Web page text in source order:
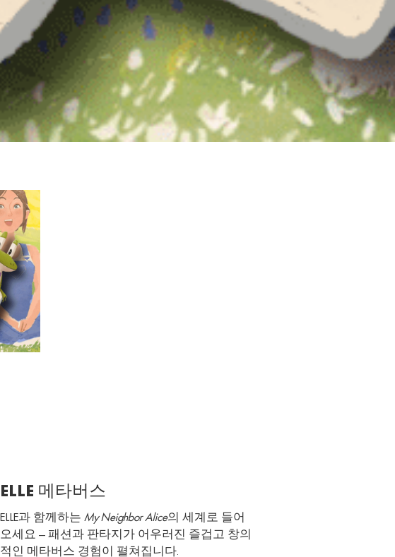
ELLE 메타버스
ELLE과 함께하는 My Neighbor Alice의 세계로 들어
오세요 — 패션과 판타지가 어우러진 즐겁고 창의
적인 메타버스 경험이 펼쳐집니다.